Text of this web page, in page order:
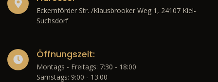
Eckernförder Str. /Klausbrooker Weg 1, 24107 Kiel-
Suchsdorf
Öffnungszeit:
Montags - Freitags: 7:30 - 18:00
Samstags: 9:00 - 13:00